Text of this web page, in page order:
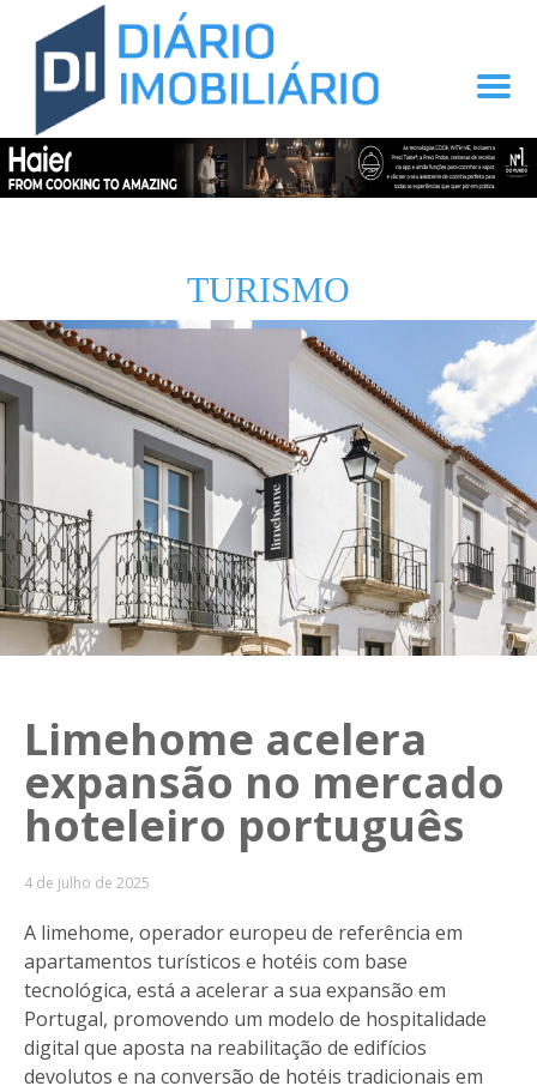
TURISMO
Limehome acelera
expansão no mercado
hoteleiro português
4 de julho de 2025
A limehome, operador europeu de referência em
apartamentos turísticos e hotéis com base
tecnológica, está a acelerar a sua expansão em
Portugal, promovendo um modelo de hospitalidade
digital que aposta na reabilitação de edifícios
devolutos e na conversão de hotéis tradicionais em